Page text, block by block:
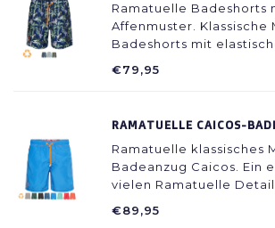
Ramatuelle Badeshorts
Affenmuster. Klassische
Badeshorts mit
Grün, Hellblau und
€79,95
RAMATUELLE CAICOS-
Ramatuelle klassisches
Badeanzug Caicos. Ein
vielen Ramatuelle
und eine schöne warme
€89,95